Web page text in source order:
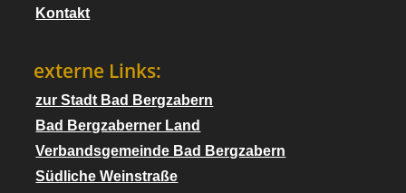
Kontakt
externe Links:
zur Stadt Bad Bergzabern
Bad Bergzaberner Land
Verbandsgemeinde Bad Bergzabern
Südliche Weinstraße